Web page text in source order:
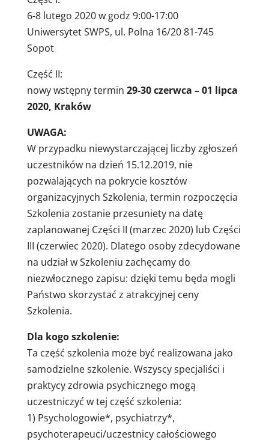
6-8 lutego 2020 w godz 9:00-17:00
Uniwersytet SWPS, ul. Polna 16/20 81-745
Sopot
Część II:
nowy wstępny termin 29-30 czerwca – 01 lipca
2020, Kraków
UWAGA:
W przypadku niewystarczającej liczby zgłoszeń
uczestników na dzień 15.12.2019, nie
pozwalających na pokrycie kosztów
organizacyjnych Szkolenia, termin rozpoczęcia
Szkolenia zostanie przesuniety na datę
zaplanowanej Części II (marzec 2020) lub Części
III (czerwiec 2020). Dlatego osoby zdecydowane
na udział w Szkoleniu zachęcamy do
niezwłocznego zapisu: dzięki temu będa mogli
Państwo skorzystać z atrakcyjnej ceny
Szkolenia.
Dla kogo szkolenie:
Ta część szkolenia może być realizowana jako
samodzielne szkolenie. Wszyscy specjaliści i
praktycy zdrowia psychicznego mogą
uczestniczyć w tej część szkolenia:
1) Psychologowie*, psychiatrzy*,
psychoterapeuci/uczestnicy całościowego